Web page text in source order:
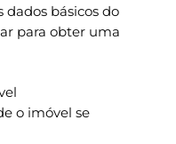
dados básicos do
para obter uma
o imóvel se